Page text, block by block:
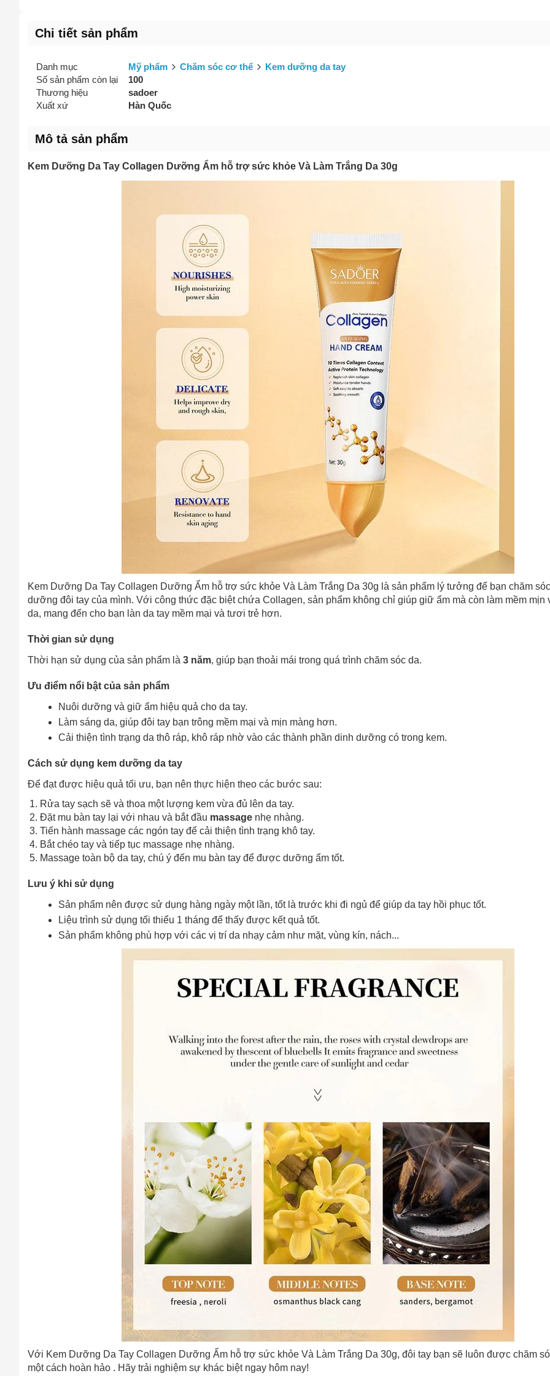
Chi tiết sản phẩm
Danh mục Mỹ phẩm Chăm sóc cơ thể
Kem dưỡng da tay
Số sản phẩm còn lại
100
Thương hiệu
sadoer
Xuất xứ
Hàn Quốc
Mô tả sản phẩm
Kem Dưỡng Da Tay Collagen Dưỡng Ẩm hỗ trợ sức khỏe Và Làm Trắng Da 30g
Kem Dưỡng Da Tay Collagen Dưỡng Ẩm hỗ trợ sức khỏe Và Làm Trắng Da 30g là sản phẩm lý tưởng để bạn chăm
dưỡng đôi tay của mình. Với công thức đặc biệt chứa Collagen, sản phẩm không chỉ giúp giữ ẩm mà còn làm mềm mịn
da, mang đến cho bạn làn da tay mềm mại và tươi trẻ hơn.
Thời gian sử dụng
Thời hạn sử dụng của sản phẩm là 3 năm, giúp bạn thoải mái trong quá trình chăm sóc da.
Ưu điểm nổi bật của sản phẩm
Nuôi dưỡng và giữ ẩm hiệu quả cho da tay.
Làm sáng da, giúp đôi tay bạn trông mềm mại và mịn màng hơn.
Cải thiện tình trạng da thô ráp, khô ráp nhờ vào các thành phần dinh dưỡng có trong kem.
Cách sử dụng kem dưỡng da tay
Để đạt được hiệu quả tối ưu, bạn nên thực hiện theo các bước sau:
Rửa tay sạch sẽ và thoa một lượng kem vừa đủ lên da tay.
Đặt mu bàn tay lại với nhau và bắt đầu massage nhẹ nhàng.
Tiến hành massage các ngón tay để cải thiện tình trạng khô tay.
Bắt chéo tay và tiếp tục massage nhẹ nhàng.
Massage toàn bộ da tay, chú ý đến mu bàn tay để được dưỡng ẩm tốt.
Lưu ý khi sử dụng
Sản phẩm nên được sử dụng hàng ngày một lần, tốt là trước khi đi ngủ để giúp da tay hồi phục tốt.
Liệu trình sử dụng tối thiểu 1 tháng để thấy được kết quả tốt.
Sản phẩm không phù hợp với các vị trí da nhạy cảm như mặt, vùng kín, nách...
Với Kem Dưỡng Da Tay Collagen Dưỡng Ẩm hỗ trợ sức khỏe Và Làm Trắng Da 30g, đôi tay bạn sẽ luôn được chăm
một cách hoàn hảo . Hãy trải nghiệm sự khác biệt ngay hôm nay!
Mô tả (*)
Chào mừng khách hàng mới!
Tặng bạn mã làm quen
Cách sử dụng:
Sao chép mã giảm giá phía trên.
Truy cập trang thanh toán và sử dụng